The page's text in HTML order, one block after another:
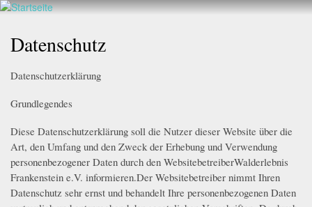
Direkt
Walderlebnis
e.V.
hier
Datenschutz
Datenschutzerklärung
Grundlegendes
Diese Datenschutzerklärung soll die Nutzer dieser Website über die
Art, den Umfang und den Zweck der Erhebung und Verwendung
personenbezogener Daten durch den WebsitebetreiberWalderlebnis
Frankenstein e.V. informieren.Der Websitebetreiber nimmt Ihren
Datenschutz sehr ernst und behandelt Ihre personenbezogenen Daten